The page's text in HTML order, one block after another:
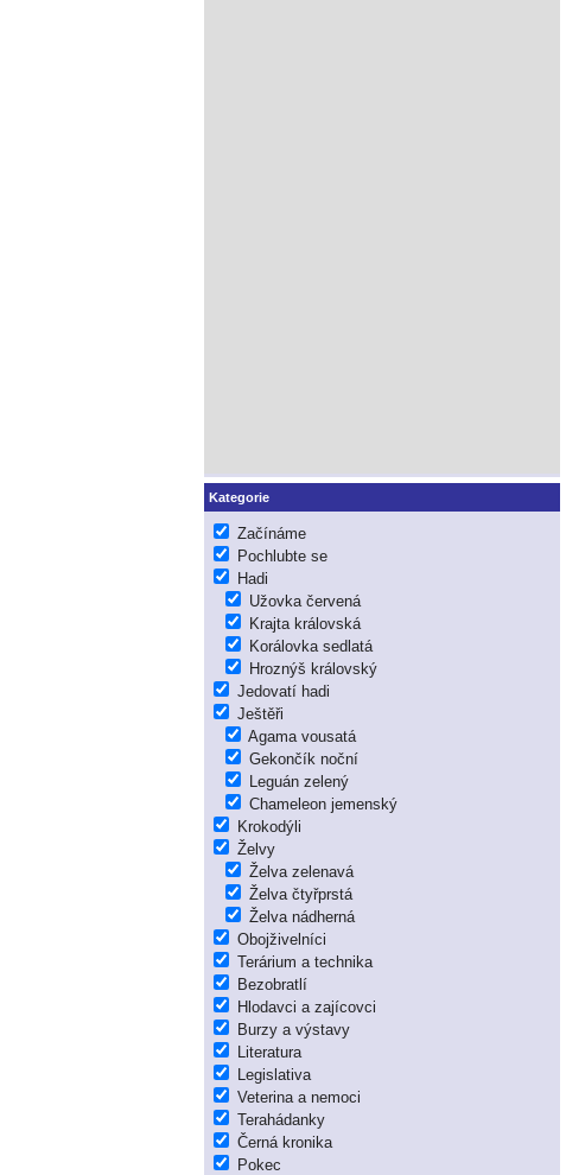
Kategorie
Začínáme
Pochlubte se
Hadi
Užovka červená
Krajta královská
Korálovka sedlatá
Hroznýš královský
Jedovatí hadi
Ještěři
Agama vousatá
Gekončík noční
Leguán zelený
Chameleon jemenský
Krokodýli
Želvy
Želva zelenavá
Želva čtyřprstá
Želva nádherná
Obojživelníci
Terárium a technika
Bezobratlí
Hlodavci a zajícovci
Burzy a výstavy
Literatura
Legislativa
Veterina a nemoci
Terahádanky
Černá kronika
Pokec